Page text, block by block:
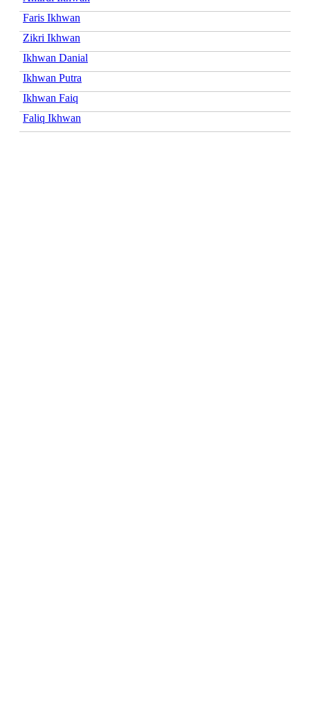
Faris Ikhwan
Zikri Ikhwan
Ikhwan Danial
Ikhwan Putra
Ikhwan Faiq
Faliq Ikhwan